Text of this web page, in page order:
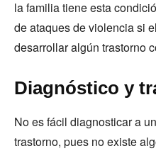
la familia tiene esta
de ataques de violencia si
desarrollar algún trastorno
Diagnóstico y
No es fácil diagnosticar a
trastorno, pues no existe